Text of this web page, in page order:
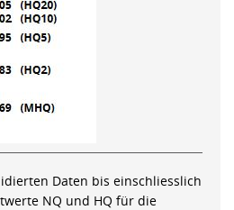
Daten bis einschliesslich
NQ und HQ für die